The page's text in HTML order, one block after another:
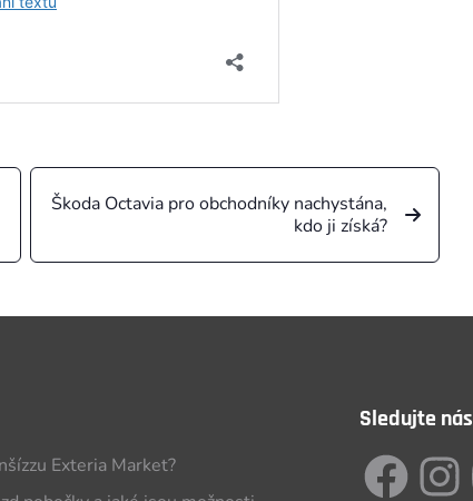
Škoda Octavia pro obchodníky nachystána,
kdo ji získá?
Exteria Market?
Sledujte nás